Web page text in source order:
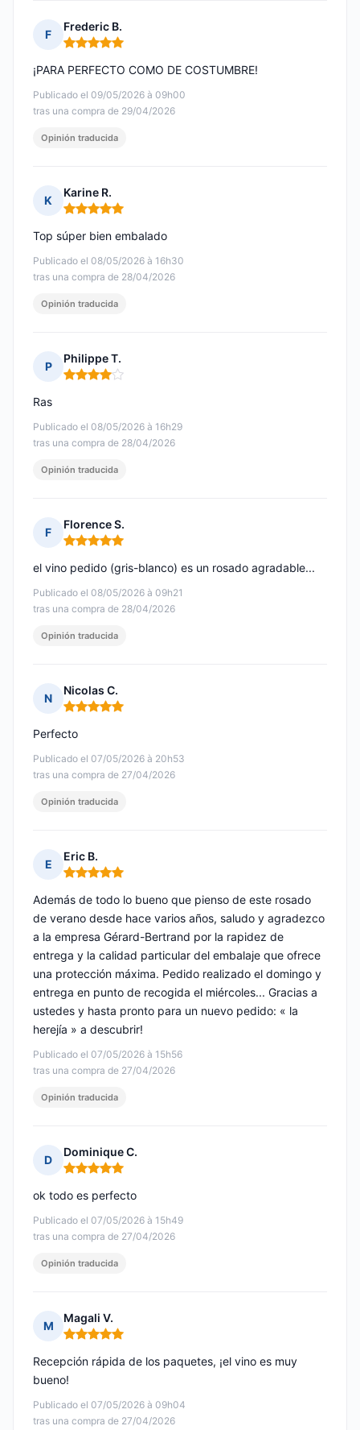
F
Frederic B.
Nota: 5 de 5
Publicado el 09/05/2026 à 09h00
tras una compra de 29/04/2026
¡PARA PERFECTO COMO DE COSTUMBRE!
Opinión traducida
K
Karine R.
Nota: 5 de 5
Publicado el 08/05/2026 à 16h30
tras una compra de 28/04/2026
Top súper bien embalado
Opinión traducida
P
Philippe T.
Nota: 4 de 5
Publicado el 08/05/2026 à 16h29
tras una compra de 28/04/2026
Ras
Opinión traducida
F
Florence S.
Nota: 5 de 5
Publicado el 08/05/2026 à 09h21
tras una compra de 28/04/2026
el vino pedido (gris-blanco) es un rosado agradable...
Opinión traducida
N
Nicolas C.
Nota: 5 de 5
Publicado el 07/05/2026 à 20h53
tras una compra de 27/04/2026
Perfecto
Opinión traducida
E
Eric B.
Nota: 5 de 5
Publicado el 07/05/2026 à 15h56
tras una compra de 27/04/2026
Además de todo lo bueno que pienso de este rosado
de verano desde hace varios años, saludo y agradezco
a la empresa Gérard-Bertrand por la rapidez de
entrega y la calidad particular del embalaje que ofrece
una protección máxima. Pedido realizado el domingo y
entrega en punto de recogida el miércoles... Gracias a
ustedes y hasta pronto para un nuevo pedido: « la
herejía » a descubrir!
Opinión traducida
D
Dominique C.
Nota: 5 de 5
Publicado el 07/05/2026 à 15h49
tras una compra de 27/04/2026
ok todo es perfecto
Opinión traducida
M
Magali V.
Nota: 5 de 5
Publicado el 07/05/2026 à 09h04
tras una compra de 27/04/2026
Recepción rápida de los paquetes, ¡el vino es muy
bueno!